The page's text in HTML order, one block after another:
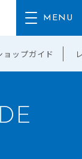
ョップガイド